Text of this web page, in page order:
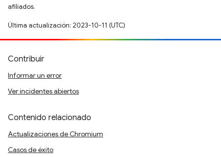
afiliados.
Última actualización: 2023-10-11 (UTC)
Contribuir
Informar un error
Ver incidentes abiertos
Contenido relacionado
Actualizaciones de Chromium
Casos de éxito